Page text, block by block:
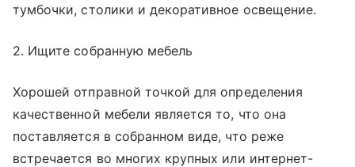
тумбочки, столики и декоративное освещение.
2. Ищите собранную мебель
Хорошей отправной точкой для определения
качественной мебели является то, что она
поставляется в собранном виде, что реже
встречается во многих крупных или интернет-